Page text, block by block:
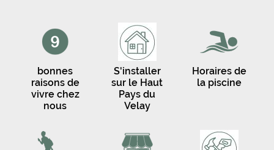
bonnes
raisons de
vivre chez
nous
S'installer
sur le Haut
Pays du
Velay
Horaires de
la piscine